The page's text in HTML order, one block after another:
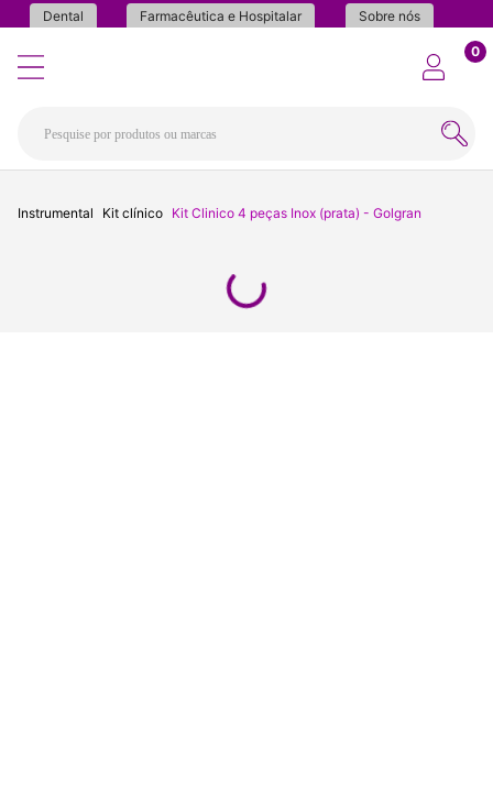
Dental Farmacêutica e Hospitalar Sobre nós
0
Instrumental Kit clínico Kit Clinico 4 peças Inox (prata) - Golgran